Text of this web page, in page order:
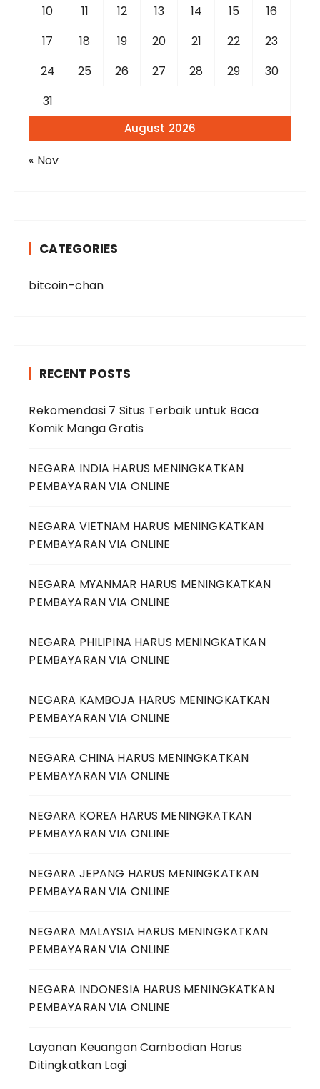
August 2026
10
11 12 13 14 15
16
17
18 19 20 21 22
23
24
25 26 27 28 29
30
31
« Nov
CATEGORIES
bitcoin-chan
RECENT POSTS
Rekomendasi 7 Situs Terbaik untuk Baca
Komik Manga Gratis
NEGARA INDIA HARUS MENINGKATKAN
PEMBAYARAN VIA ONLINE
NEGARA VIETNAM HARUS MENINGKATKAN
PEMBAYARAN VIA ONLINE
NEGARA MYANMAR HARUS MENINGKATKAN
PEMBAYARAN VIA ONLINE
NEGARA PHILIPINA HARUS MENINGKATKAN
PEMBAYARAN VIA ONLINE
NEGARA KAMBOJA HARUS MENINGKATKAN
PEMBAYARAN VIA ONLINE
NEGARA CHINA HARUS MENINGKATKAN
PEMBAYARAN VIA ONLINE
NEGARA KOREA HARUS MENINGKATKAN
PEMBAYARAN VIA ONLINE
NEGARA JEPANG HARUS MENINGKATKAN
PEMBAYARAN VIA ONLINE
NEGARA MALAYSIA HARUS MENINGKATKAN
PEMBAYARAN VIA ONLINE
NEGARA INDONESIA HARUS MENINGKATKAN
PEMBAYARAN VIA ONLINE
Layanan Keuangan Cambodian Harus
Ditingkatkan Lagi